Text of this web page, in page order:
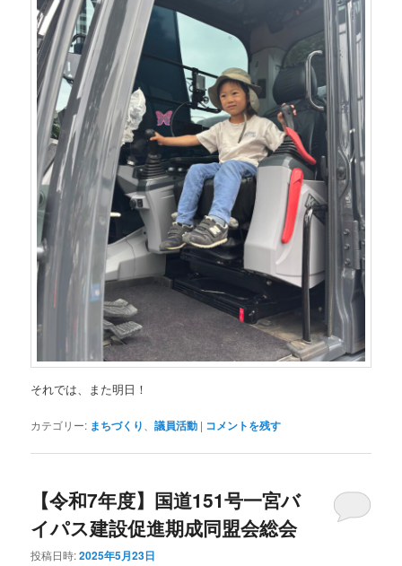
それでは、また明日！
カテゴリー: まちづくり、議員活動 | コメントを残す
【令和7年度】国道151号一宮バ
イパス建設促進期成同盟会総会
投稿日時:2025年5月23日